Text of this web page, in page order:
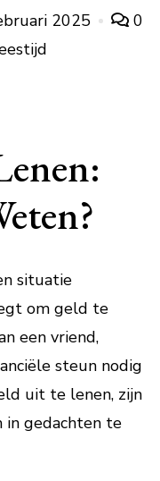
2025
0
situatie
om geld te
een vriend,
steun nodig
uit te lenen, zijn
in gedachten te